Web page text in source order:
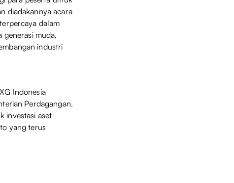
diadakannya acara
dalam
generasi muda,
industri
Indonesia
Perdagangan.
investasi aset
yang terus